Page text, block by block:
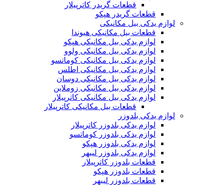
قطعات گریدر کاترپیلار
قطعات گریدر هپکو
لوازم یدکی بیل مکانیکی
قطعات بیل مکانیکی هیوندا
لوازم یدکی بیل مکانیکی هپکو
لوازم یدکی بیل مکانیکی ولوو
لوازم یدکی بیل مکانیکی کوماتسو
لوازم یدکی بیل مکانیکی اطلس
لوازم یدکی بیل مکانیکی دوسان
لوازم یدکی بیل مکانیکی زوملاین
لوازم یدکی بیل مکانیکی کاترپیلار
قطعات بیل مکانیکی کاترپیلار
لوازم یدکی بلدوزر
لوازم یدکی بلدوزر کاترپیلار
لوازم یدکی بلدوزر کوماتسو
لوازم یدکی بلدوزر هپکو
لوازم یدکی بلدوزر لیبهر
قطعات بلدوزر کاترپیلار
قطعات بلدوزر هپکو
قطعات بلدوزر لیبهر